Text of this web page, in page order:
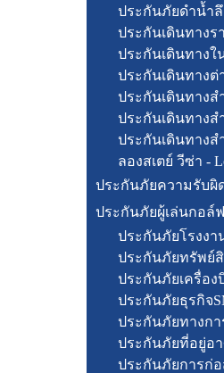
ประกันภัยดำน้ำ
ประกันเดินทางร
ประกันเดินทางใ
ประกันเดินทางต่
ประกันเดินทางส
ประกันเดินทาง
ประกันเดินทาง
ลองสเตย์ วีซ่า -
ประกันภัยความรับผิ
ประกันภัยผู้เล่นกอล์ฟ
ประกันภัยโรงงา
ประกันภัยทรัพย์
ประกันภัยเครื่อง
ประกันภัยธุรกิจ
ประกันภัยทางกา
ประกันภัยที่อยู่อ
ประกันภัยการก่อ